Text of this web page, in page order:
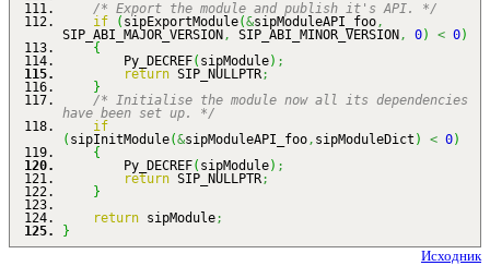
/* Export the module and publish it's API. */
if
( sipExportModule(&sipModuleAPI_foo,
SIP_ABI_MAJOR_VERSION , SIP_ABI_MINOR_VERSION , 0) < 0)
{
Py_DECREF( sipModule) ;
return SIP_NULLPTR;
}
/* Initialise the module now all its dependencies
have been set up. */
if
( sipInitModule(&sipModuleAPI_foo, sipModuleDict ) < 0)
{
Py_DECREF( sipModule) ;
return SIP_NULLPTR;
}
return sipModule;
}
Исходник